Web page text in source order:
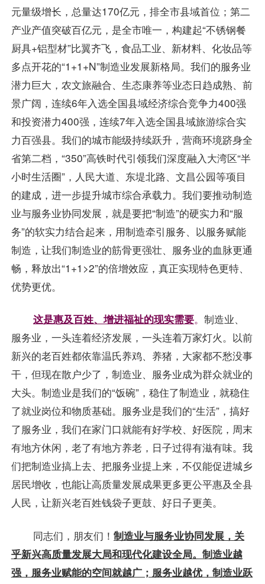
元量级增长，总量达170亿元，排全市县域首位；第二
产业产值突破百亿元，是全市唯一，构建起“不锈钢餐
厨具+铝型材”比翼齐飞，食品工业、新材料、化妆品等
多点开花的“1+1+N”制造业发展新格局。我们的服务业
潜力巨大，农文旅融合、生态康养等业态日趋成熟、前
景广阔，连续6年入选全国县域经济综合竞争力400强
和投资潜力400强，连续7年入选全国县域旅游综合实
力百强县。我们的城市能级持续跃升，营商环境跻身全
省第二档，“350”高铁时代引领我们深度融入大湾区“半
小时生活圈”，人民大道、东堤北路、文昌公园等项目
的建成，进一步提升城市综合承载力。我们要推动制造
业与服务业协同发展，就是要把“制造”的硬实力和“服
务”的软实力结合起来，用制造牵引服务、以服务赋能
制造，让我们制造业的筋骨更强壮、服务业的血脉更通
畅，释放出“1+1>2”的倍增效应，真正实现特色更特、
优势更优。
这是惠及百姓、增进福祉的现实需要。 制造业、
服务业，一头连着经济发展，一头连着万家灯火。以前
新兴的老百姓都依靠温氏养鸡、养猪，大家都不愁没事
干，但现在散户少了，制造业、服务业成为群众就业的
大头。制造业是我们的“饭碗”，稳住了制造业，就稳住
了就业岗位和物质基础。服务业是我们的“生活”，搞好
了服务业，我们在家门口就能有好学校、好医院，周末
有地方休闲，老了有地方养老，日子过得有滋有味。我
们把制造业搞上去、把服务业提上来，不仅能促进城乡
居民增收，也能让高质量发展成果更多更公平惠及全县
人民，让新兴老百姓钱袋子更鼓、好日子更美。
同志们，朋友们！ 制造业与服务业协同发展，关
乎新兴高质量发展大局和现代化建设全局。制造业越
强，服务业赋能的空间就越广；服务业越优，制造业跃